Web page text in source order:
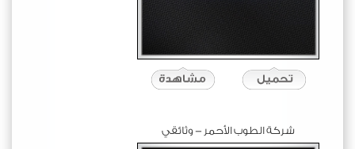
شركة الطوب الأحمر - وثائقي